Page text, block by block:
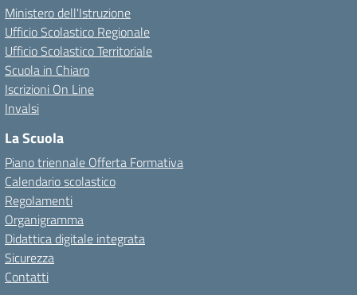
Ministero dell'Istruzione
Ufficio Scolastico Regionale
Ufficio Scolastico Territoriale
Scuola in Chiaro
Iscrizioni On Line
Invalsi
La Scuola
Piano triennale Offerta Formativa
Calendario scolastico
Regolamenti
Organigramma
Didattica digitale integrata
Sicurezza
Contatti